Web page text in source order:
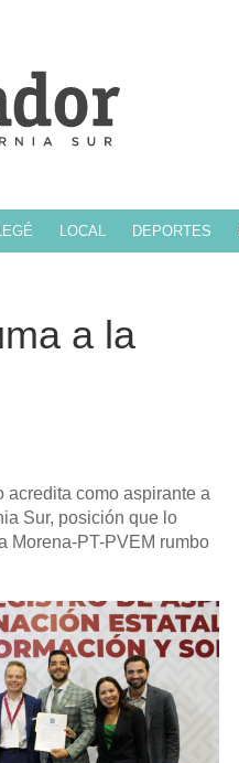
LOCAL DEPORTES
a la
acredita como aspirante a
Sur, posición que lo
Morena-PT-PVEM rumbo